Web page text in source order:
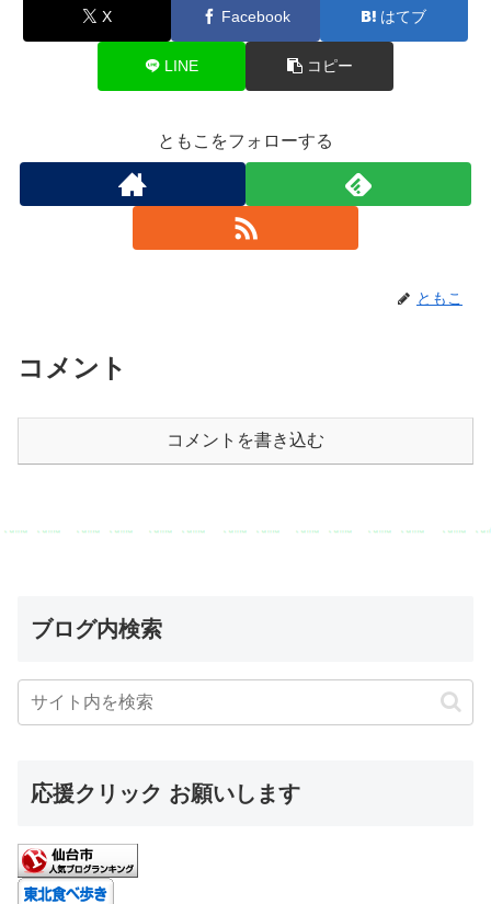
X Facebook はてブ
LINE コピー
ともこをフォローする
ともこ
コメント
コメントを書き込む
ブログ内検索
応援クリック お願いします